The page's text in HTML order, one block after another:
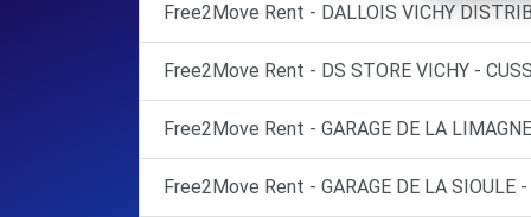
Free2Move Rent - DALLOIS VICHY
Free2Move Rent - DS STORE VICHY -
Free2Move Rent - GARAGE DE LA
Free2Move Rent - GARAGE DE LA SIOULE